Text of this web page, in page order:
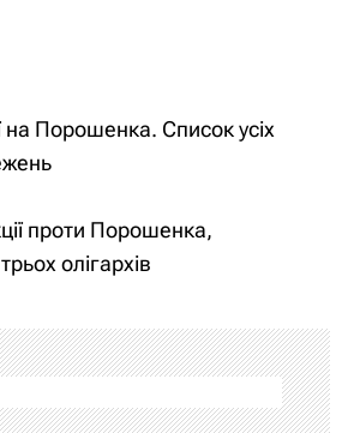
на Порошенка. Список усіх
проти Порошенка,
олігархів